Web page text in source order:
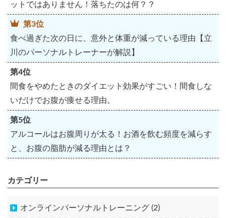
ットではありません！落ちたのは何？？
第3位
食べ過ぎた次の日に、意外と体重が減っている理由【立
川のパーソナルトレーナーが解説】
第4位
間食をやめたときのダイエット効果がすごい！間食しな
いだけでお腹が痩せる理由。
第5位
アルコールはお腹周りが太る！お酒を飲む頻度を減らす
と、お腹の脂肪が減る理由とは？
カテゴリー
オンラインパーソナルトレーニング (2)